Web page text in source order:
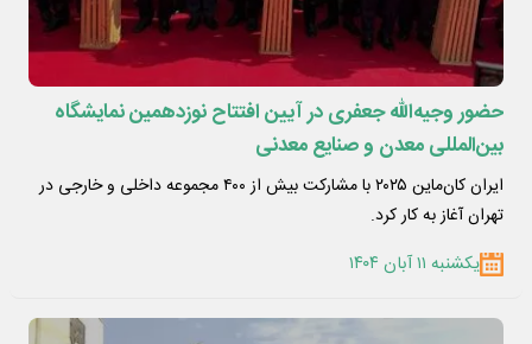
حضور وجیه‌الله جعفری در آیین افتتاح نوزدهمین نمایشگاه
بین‌المللی معدن و صنایع معدنی
ایران کان‌ماین ۲۰۲۵ با مشارکت بیش از ۴۰۰ مجموعه داخلی و خارجی در
تهران آغاز به کار کرد.
یکشنبه ۱۱ آبان ۱۴۰۴